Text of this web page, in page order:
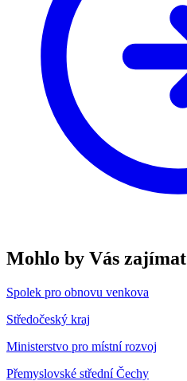
Mohlo by Vás zajímat
Spolek pro obnovu venkova
Středočeský kraj
Ministerstvo pro místní rozvoj
Přemyslovské střední Čechy